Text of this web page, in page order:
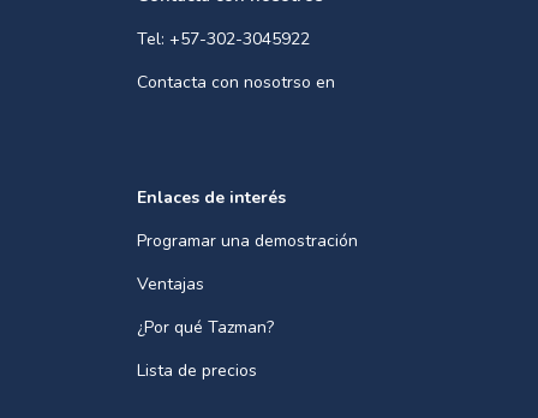
Tel: +57-302-3045922
Contacta con nosotrso en
Enlaces de interés
Programar una demostración
Ventajas
¿Por qué Tazman?
Lista de precios